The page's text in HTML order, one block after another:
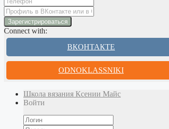
Connect with:
ВКОНТАКТЕ
ODNOKLASSNIKI
Школа вязания Ксении Майс
Войти